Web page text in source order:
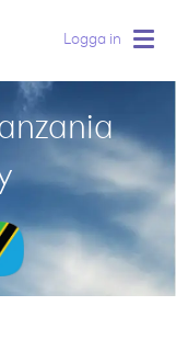
Logga in